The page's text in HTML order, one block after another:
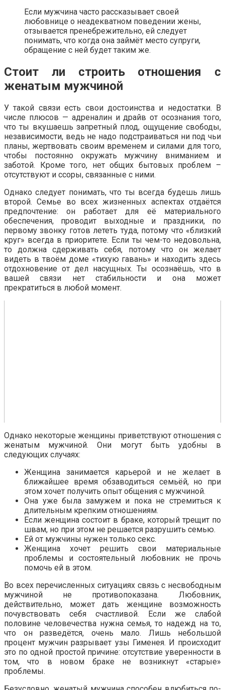
Если мужчина часто рассказывает своей
любовнице о неадекватном поведении жены,
отзывается пренебрежительно, ей следует
понимать, что когда она займёт место супруги,
обращение с ней будет таким же.
Стоит ли строить отношения с
женатым мужчиной
У такой связи есть свои достоинства и недостатки. В
числе плюсов — адреналин и драйв от осознания того,
что ты вкушаешь запретный плод, ощущение свободы,
независимости, ведь не надо подстраиваться ни под чьи
планы, жертвовать своим временем и силами для того,
чтобы постоянно окружать мужчину вниманием и
заботой. Кроме того, нет общих бытовых проблем –
отсутствуют и ссоры, связанные с ними.
Однако следует понимать, что ты всегда будешь лишь
второй. Семье во всех жизненных аспектах отдаётся
предпочтение: он работает для её материального
обеспечения, проводит выходные и праздники, по
первому звонку готов лететь туда, потому что «близкий
круг» всегда в приоритете. Если ты чем-то недовольна,
то должна сдерживать себя, потому что он желает
видеть в твоём доме «тихую гавань» и находить здесь
отдохновение от дел насущных. Ты осознаёшь, что в
вашей связи нет стабильности и она может
прекратиться в любой момент.
Однако некоторые женщины приветствуют отношения с
женатым мужчиной. Они могут быть удобны в
следующих случаях:
Женщина занимается карьерой и не желает в
ближайшее время обзаводиться семьёй, но при
этом хочет получить опыт общения с мужчиной.
Она уже была замужем и пока не стремиться к
длительным крепким отношениям.
Если женщина состоит в браке, который трещит по
швам, но при этом не решается разрушить семью.
Ей от мужчины нужен только секс.
Женщина хочет решить свои материальные
проблемы и состоятельный любовник не прочь
помочь ей в этом.
Во всех перечисленных ситуациях связь с несвободным
мужчиной не противопоказана. Любовник,
действительно, может дать женщине возможность
почувствовать себя счастливой. Если же слабой
половине человечества нужна семья, то надежд на то,
что он разведётся, очень мало. Лишь небольшой
процент мужчин разрывает узы Гименея. И происходит
это по одной простой причине: отсутствие уверенности в
том, что в новом браке не возникнут «старые»
проблемы.